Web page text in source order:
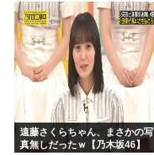
ッズの準備しとけよ」寝起きの
私「知るかボケ」兄嫁「キィィ
ィィー！！！！」私「あ…」
遠藤さくらちゃん、まさかの写
真無しだったｗ【乃木坂46】